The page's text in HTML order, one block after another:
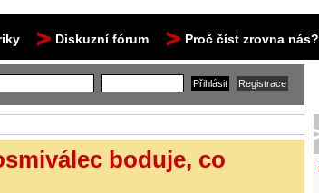
Diskuzní fórum Proč číst zrovna nás?
boduje, co